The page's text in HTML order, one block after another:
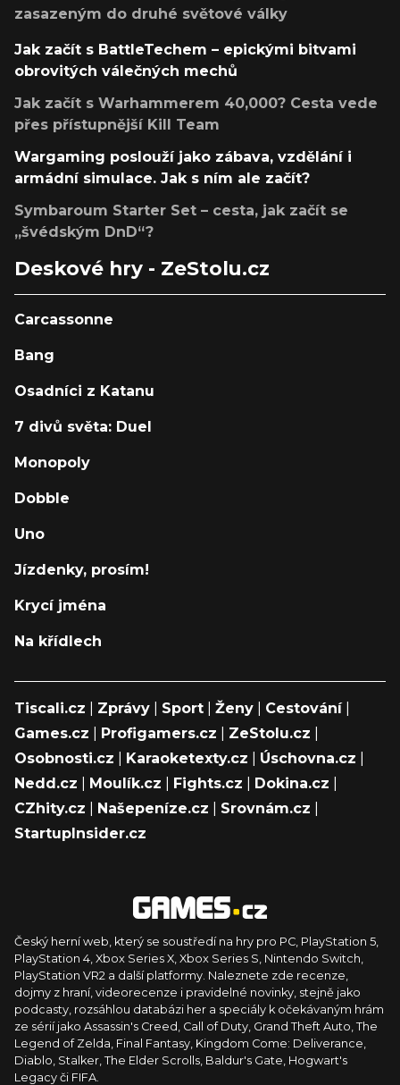
zasazeným do druhé světové války
Jak začít s BattleTechem – epickými bitvami
obrovitých válečných mechů
Jak začít s Warhammerem 40,000? Cesta vede
přes přístupnější Kill Team
Wargaming poslouží jako zábava, vzdělání i
armádní simulace. Jak s ním ale začít?
Symbaroum Starter Set – cesta, jak začít se
„švédským DnD“?
Deskové hry - ZeStolu.cz
Carcassonne
Bang
Osadníci z Katanu
7 divů světa: Duel
Monopoly
Dobble
Uno
Jízdenky, prosím!
Krycí jména
Na křídlech
Tiscali.cz Zprávy Sport Ženy Cestování|
Games.cz
Profigamers.cz ZeStolu.cz
Osobnosti.cz
Karaoketexty.cz Úschovna.cz
Nedd.cz
Moulík.cz Fights.cz Dokina.cz
CZhity.cz
Našepeníze.cz Srovnám.cz
StartupInsider.cz
Český herní web, který se soustředí na hry pro PC, PlayStation 5,
PlayStation 4, Xbox Series X, Xbox Series S, Nintendo Switch,
PlayStation VR2 a další platformy. Naleznete zde recenze,
dojmy z hraní, videorecenze i pravidelné novinky, stejně jako
podcasty, rozsáhlou databázi her a speciály k očekávaným hrám
ze sérií jako Assassin's Creed, Call of Duty, Grand Theft Auto, The
Legend of Zelda, Final Fantasy, Kingdom Come: Deliverance,
Diablo, Stalker, The Elder Scrolls, Baldur's Gate, Hogwart's
Legacy či FIFA.